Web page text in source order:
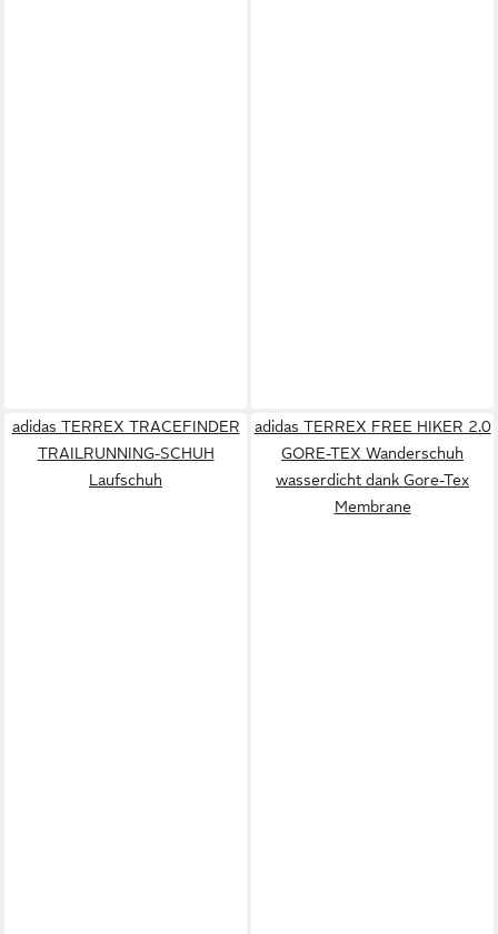
adidas TERREX TRACEFINDER
TRAILRUNNING-SCHUH
Laufschuh
adidas TERREX FREE HIKER 2.0
GORE-TEX Wanderschuh
wasserdicht dank Gore-Tex
Membrane